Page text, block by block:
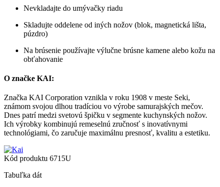
Nevkladajte do umývačky riadu
Skladujte oddelene od iných nožov (blok, magnetická lišta,
púzdro)
Na brúsenie používajte výlučne brúsne kamene alebo kožu na
obťahovanie
O značke KAI:
Značka KAI Corporation vznikla v roku 1908 v meste Seki,
známom svojou dlhou tradíciou vo výrobe samurajských mečov.
Dnes patrí medzi svetovú špičku v segmente kuchynských nožov.
Ich výrobky kombinujú remeselnú zručnosť s inovatívnymi
technológiami, čo zaručuje maximálnu presnosť, kvalitu a estetiku.
Kód produktu 6715U
Tabuľka dát